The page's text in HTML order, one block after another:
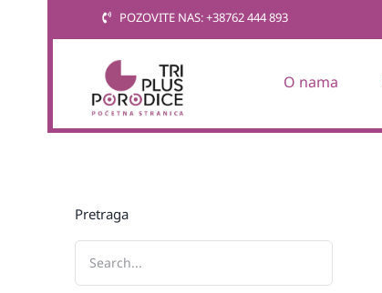
POZOVITE NAS: +38762 444 893
O nama
Pretraga